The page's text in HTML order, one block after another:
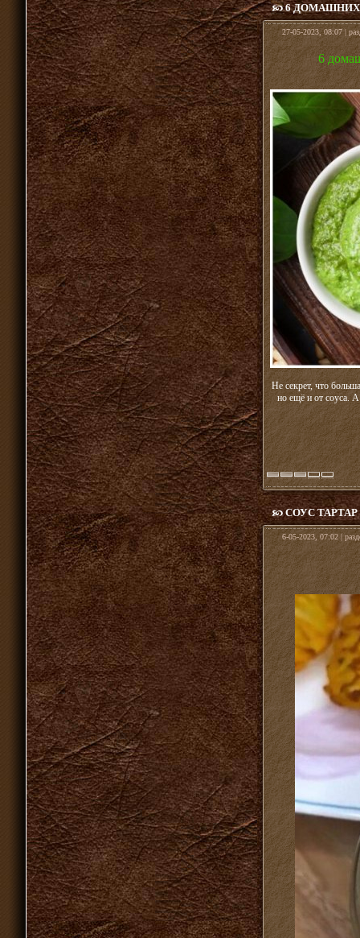
6
27-05-2023, 08:07 |
6
Не секрет, что
но ещё и от соуса.
СОУС
6-05-2023, 07:02 |